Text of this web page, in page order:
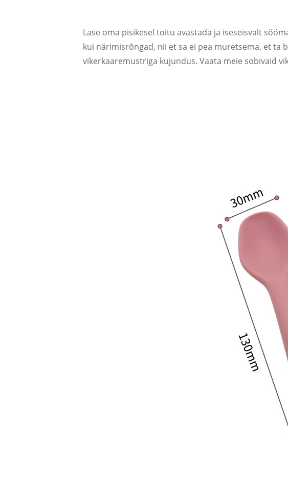
Lase oma pisikesel toitu avastada ja iseseisvalt
kui närimisrõngad, nii et sa ei pea muretsema, et ta
vikerkaaremustriga kujundus. Vaata meie sobivaid